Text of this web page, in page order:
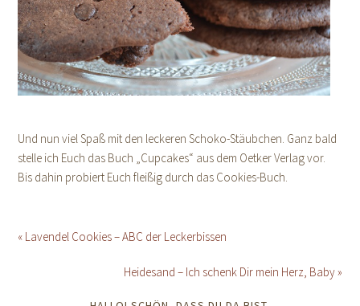
Und nun viel Spaß mit den leckeren Schoko-Stäubchen. Ganz bald
stelle ich Euch das Buch „Cupcakes“ aus dem Oetker Verlag vor.
Bis dahin probiert Euch fleißig durch das Cookies-Buch.
« Lavendel Cookies – ABC der Leckerbissen
Heidesand – Ich schenk Dir mein Herz, Baby »